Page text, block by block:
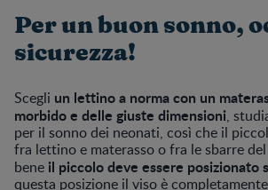
Per un buon sonno,
sicurezza!
Scegli un lettino a norma con un
morbido e delle giuste dimensioni,
per il sonno dei neonati, così che il
fra lettino e materasso o fra le sbarre
bene il piccolo deve essere posizionato
questa posizione il viso è